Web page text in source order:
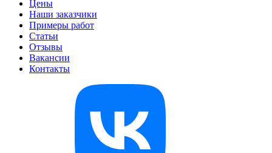
Цены
Наши заказчики
Примеры работ
Статьи
Отзывы
Вакансии
Контакты